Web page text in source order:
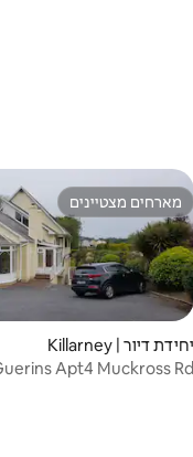
ביקורות
מארחים מצטיינים
מארחים מצטיינים
יחידת דיור | Killarney